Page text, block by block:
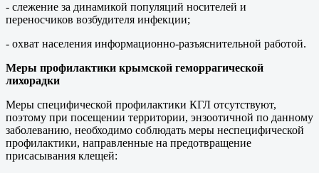
- слежение за динамикой популяций носителей и
переносчиков возбудителя инфекции;
- охват населения информационно-разъяснительной работой.
Меры профилактики крымской геморрагической
лихорадки
Меры специфической профилактики КГЛ отсутствуют,
поэтому при посещении территории, энзоотичной по данному
заболеванию, необходимо соблюдать меры неспецифической
профилактики, направленные на предотвращение
присасывания клещей: